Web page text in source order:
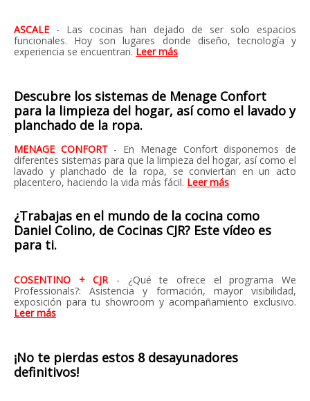
ASCALE - Las cocinas han dejado de ser solo espacios
funcionales. Hoy son lugares donde diseño, tecnología y
experiencia se encuentran.Leer más
Descubre los sistemas de Menage Confort
para la limpieza del hogar, así como el lavado y
planchado de la ropa.
MENAGE CONFORT - En Menage Confort disponemos de
diferentes sistemas para que la limpieza del hogar, así como el
lavado y planchado de la ropa, se conviertan en un acto
placentero, haciendo la vida más fácil. Leer más
¿Trabajas en el mundo de la cocina como
Daniel Colino, de Cocinas CJR? Este vídeo es
para ti.
COSENTINO + CJR - ¿Qué te ofrece el programa We
Professionals?: Asistencia y formación, mayor visibilidad,
exposición para tu showroom y acompañamiento exclusivo.
Leer más
¡No te pierdas estos 8 desayunadores
definitivos!